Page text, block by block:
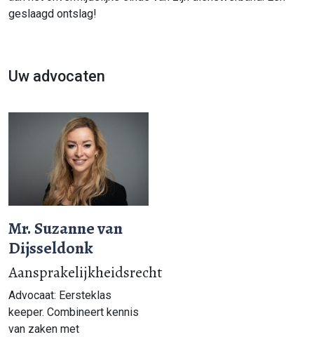
geslaagd ontslag!
Uw advocaten
Mr. Suzanne van
Dijsseldonk
Aansprakelijkheidsrecht
Advocaat: Eersteklas
keeper. Combineert kennis
van zaken met